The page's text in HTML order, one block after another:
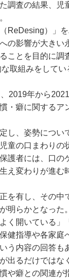
調査の結果、児
ReDesing）」
の影響が大きい
ことを目的に調
取組みをして
2019年から
・癖に関するア
し、姿勢につい
童の口まわりの
護者には、口の
え変わりが進む
を有し、その中
明らかとなっ
開いている
指導や各家
う内容の回答も
るだけでは
や癖との関連